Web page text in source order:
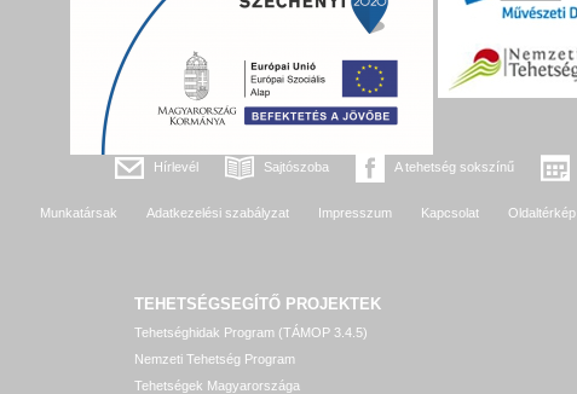
Hírlevél Sajtószoba A tehetség sokszínű
Munkatársak Adatkezelési szabályzat Impresszum Kapcsolat Oldaltérkép
TEHETSÉGSEGÍTŐ PROJEKTEK
Tehetséghidak Program (TÁMOP 3.4.5)
Nemzeti Tehetség Program
Tehetségek Magyarországa